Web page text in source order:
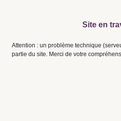
Site en
Attention : un problème technique
partie du site. Merci de votre